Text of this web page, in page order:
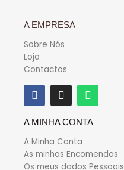
A EMPRESA
Sobre Nós
Loja
Contactos
A MINHA CONTA
A Minha Conta
As minhas Encomendas
Os meus dados Pessoais